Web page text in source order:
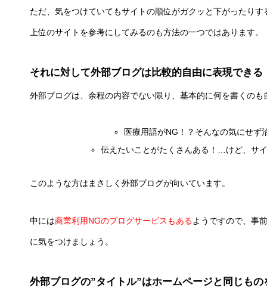
ただ、気をつけていてもサイトの順位がガクッと下がったり
上位のサイトを参考にしてみるのも方法の一つではあります。
それに対して外部ブログは比較的自由に表現できる
外部ブログは、余程の内容でない限り、基本的に何を書くのも
医療用語がNG！？そんなの気にせず
伝えたいことがたくさんある！…けど、サ
このような方はまさしく外部ブログが向いています。
中には商業利用NGのブログサービスもあるようですので、事
に気をつけましょう。
外部ブログの”タイトル”はホームページと同じも